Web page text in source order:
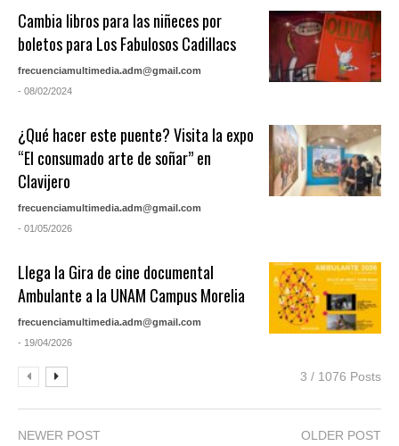
Cambia libros para las niñeces por
boletos para Los Fabulosos Cadillacs
frecuenciamultimedia.adm@gmail.com
- 08/02/2024
¿Qué hacer este puente? Visita la expo
“El consumado arte de soñar” en
Clavijero
frecuenciamultimedia.adm@gmail.com
- 01/05/2026
Llega la Gira de cine documental
Ambulante a la UNAM Campus Morelia
frecuenciamultimedia.adm@gmail.com
- 19/04/2026
3 / 1076 Posts
NEWER POST OLDER POST